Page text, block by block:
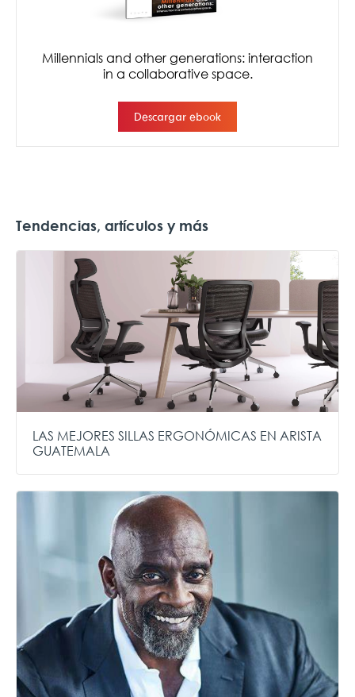
Tendencias, artículos y más
LAS MEJORES SILLAS ERGONÓMICAS EN ARISTA
GUATEMALA